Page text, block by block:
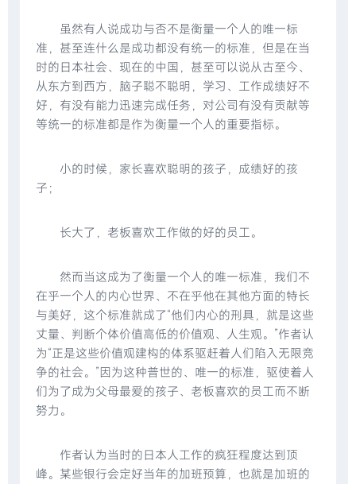
虽然有人说成功与否不是衡量一个人的唯一标
准，甚至连什么是成功都没有统一的标准，但是在当
时的日本社会、现在的中国，甚至可以说从古至今、
从东方到西方，脑子聪不聪明，学习、工作成绩好不
好，有没有能力迅速完成任务，对公司有没有贡献等
等统一的标准都是作为衡量一个人的重要指标。
小的时候，家长喜欢聪明的孩子，成绩好的孩
子；
长大了，老板喜欢工作做的好的员工。
然而当这成为了衡量一个人的唯一标准，我们不
在乎一个人的内心世界、不在乎他在其他方面的特长
与美好，这个标准就成了“他们内心的刑具，就是这些
丈量、判断个体价值高低的价值观、人生观。”作者认
为“正是这些价值观建构的体系驱赶着人们陷入无限竞
争的社会。”因为这种普世的、唯一的标准，驱使着人
们为了成为父母最爱的孩子、老板喜欢的员工而不断
努力。
作者认为当时的日本人工作的疯狂程度达到顶
峰。某些银行会定好当年的加班预算，也就是加班的